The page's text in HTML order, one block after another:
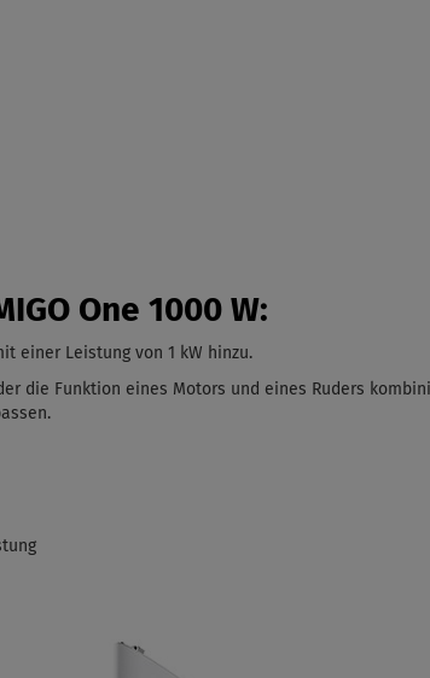
One 1000 W:
einer Leistung von 1 kW hinzu.
die Funktion eines Motors und eines Ruders